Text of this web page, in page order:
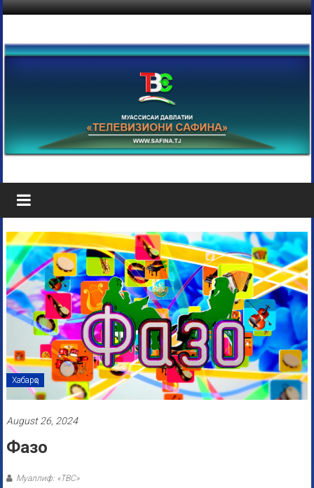
Хабарҳо
August 26, 2024
Фазо
Муаллиф: «ТВС»